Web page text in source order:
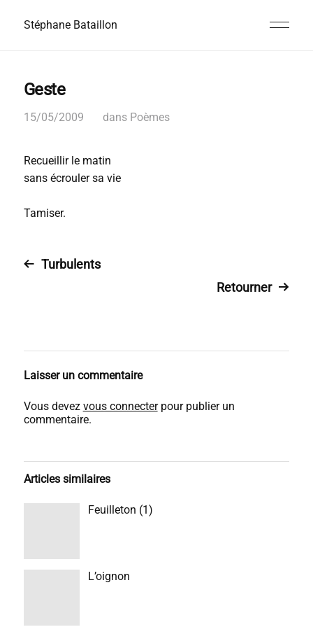
Stéphane Bataillon
Geste
15/05/2009 dans Poèmes
Recueillir le matin
sans écrouler sa vie
Tamiser.
Turbulents
Retourner
Laisser un commentaire
Vous devez vous connecterpour publier un
commentaire.
Articles similaires
Feuilleton (1)
L’oignon